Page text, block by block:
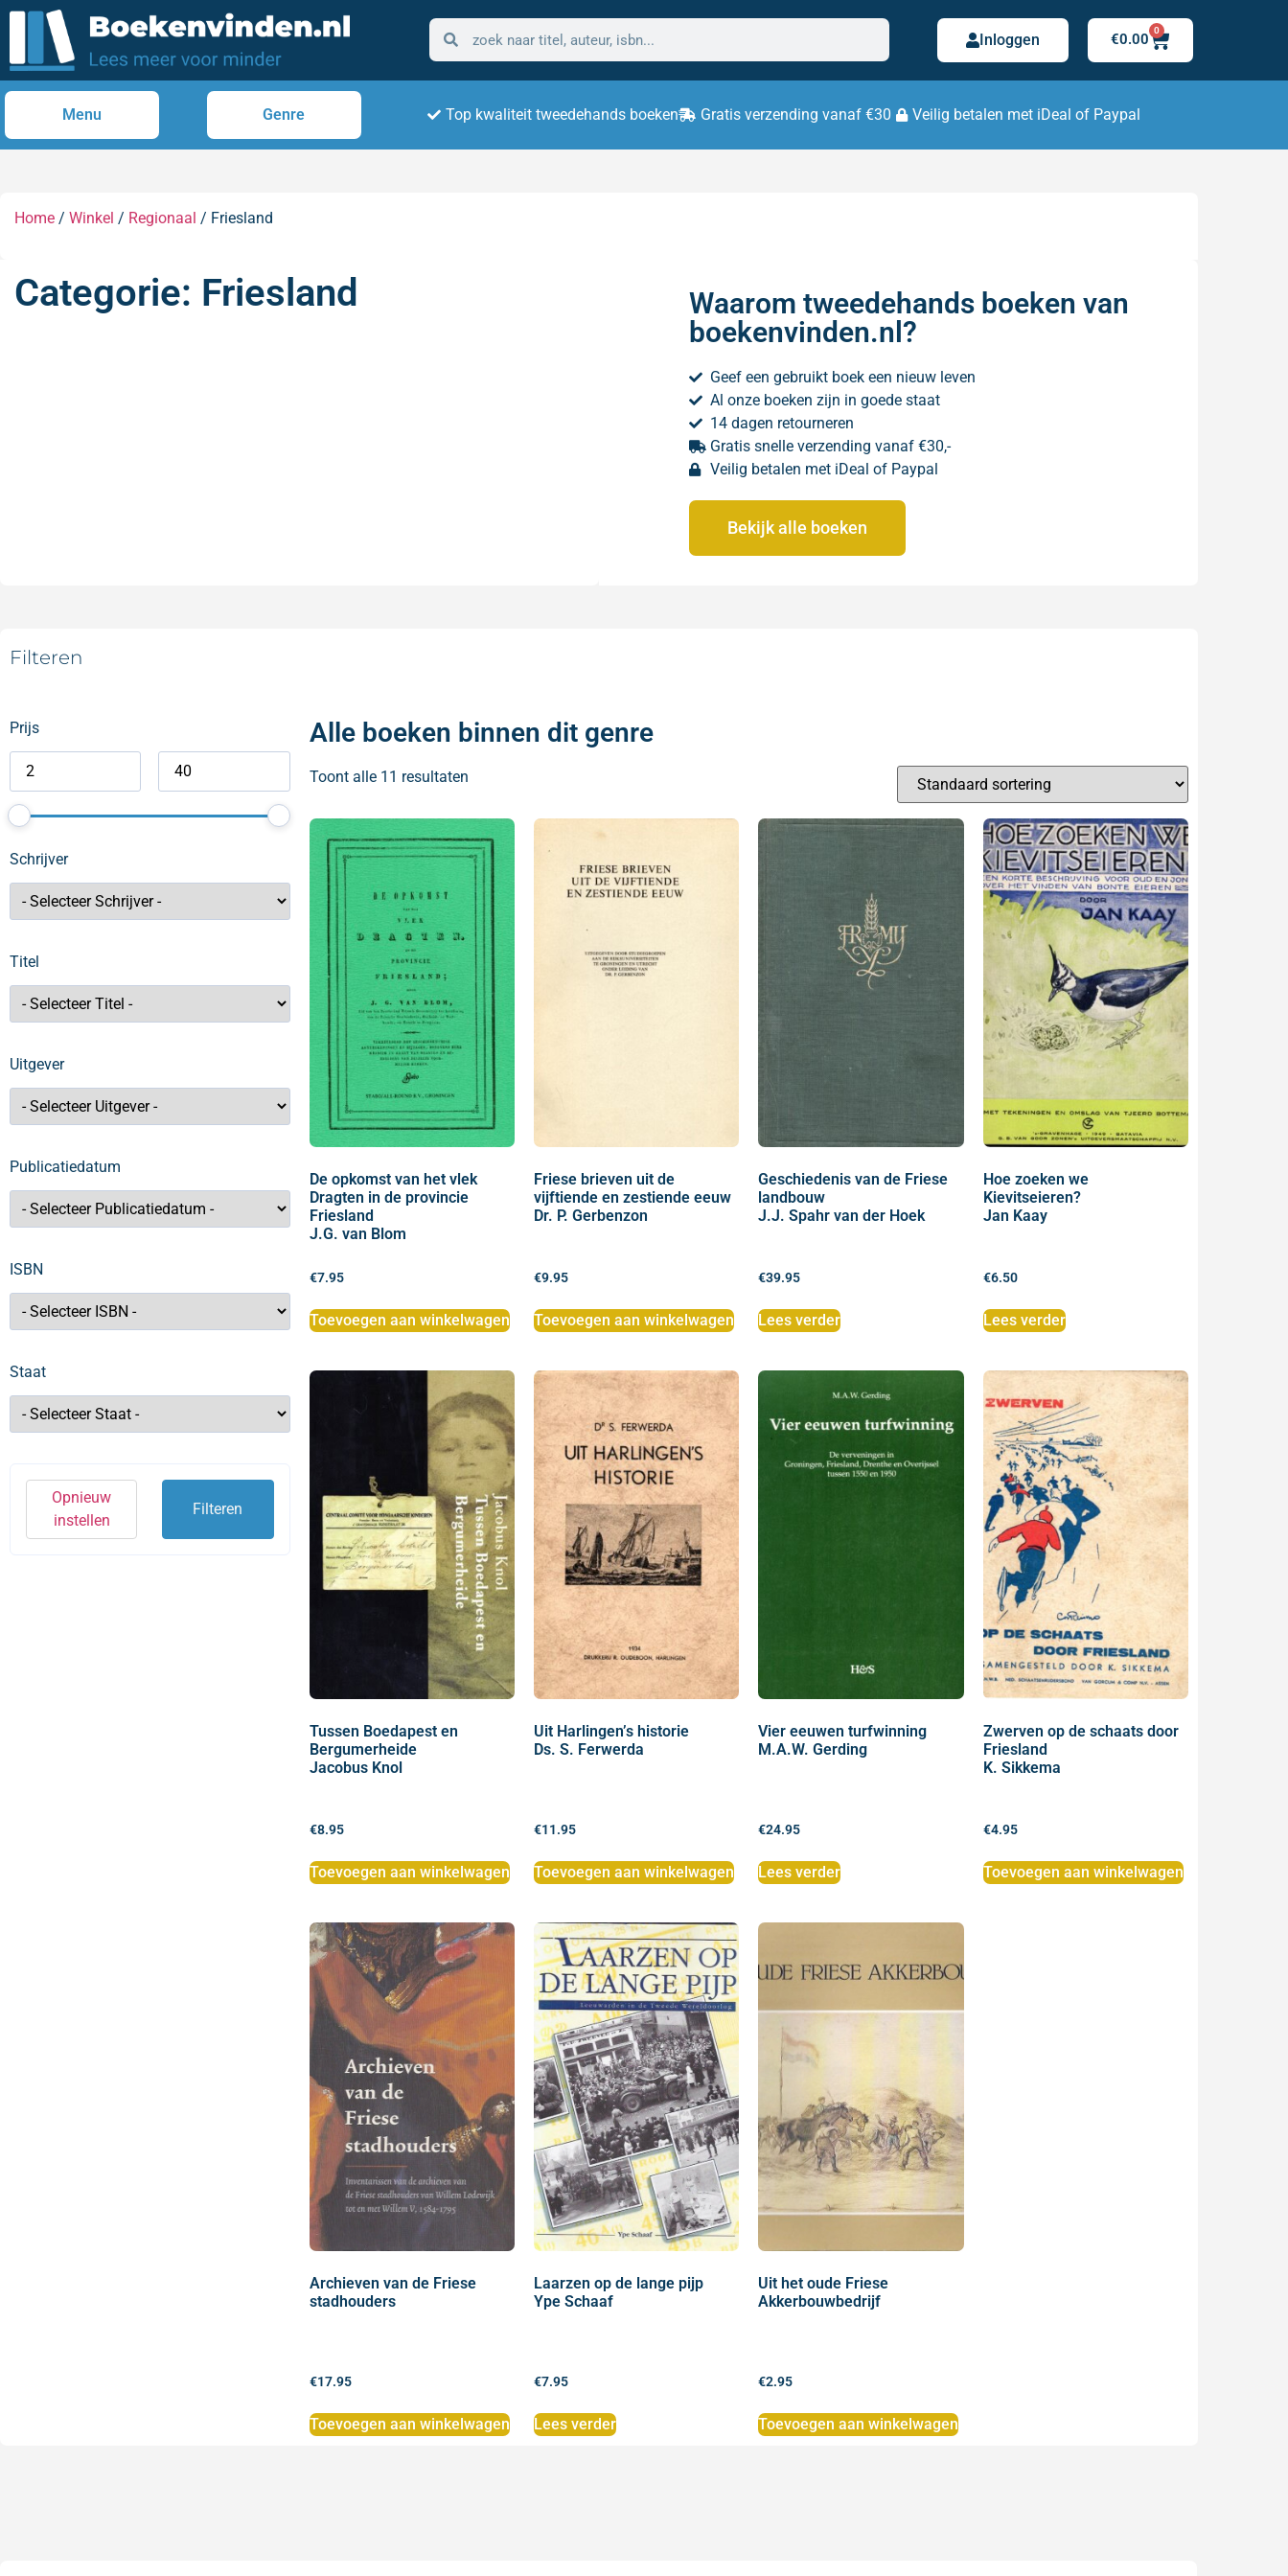
Inloggen €0.00
0
Menu Genre Top kwaliteit tweedehands boeken Gratis verzending vanaf €30 Veilig betalen met iDeal of Paypal
Home / Winkel / Regionaal / Friesland
Categorie: Friesland
Waarom tweedehands boeken van
boekenvinden.nl?
Geef een gebruikt boek een nieuw leven
Al onze boeken zijn in goede staat
14 dagen retourneren
Gratis snelle verzending vanaf €30,-
Veilig betalen met iDeal of Paypal
Bekijk alle boeken
Filteren
Prijs
Schrijver
Titel
Uitgever
Publicatiedatum
ISBN
Staat
Filteren
Opnieuw
instellen
Alle boeken binnen dit genre
Toont alle 11 resultaten
De opkomst van het vlek
Dragten in de provincie
Friesland
J.G. van Blom
€7.95
Toevoegen aan winkelwagen
Friese brieven uit de
vijftiende en zestiende eeuw
Dr. P. Gerbenzon
€9.95
Toevoegen aan winkelwagen
Geschiedenis van de Friese
landbouw
J.J. Spahr van der Hoek
€39.95
Lees verder
Hoe zoeken we
Kievitseieren?
Jan Kaay
€6.50
Lees verder
Tussen Boedapest en
Bergumerheide
Jacobus Knol
€8.95
Toevoegen aan winkelwagen
Uit Harlingen’s historie
Ds. S. Ferwerda
€11.95
Toevoegen aan winkelwagen
Vier eeuwen turfwinning
M.A.W. Gerding
€24.95
Lees verder
Zwerven op de schaats door
Friesland
K. Sikkema
€4.95
Toevoegen aan winkelwagen
Archieven van de Friese
stadhouders
€17.95
Toevoegen aan winkelwagen
Laarzen op de lange pijp
Ype Schaaf
€7.95
Lees verder
Uit het oude Friese
Akkerbouwbedrijf
€2.95
Toevoegen aan winkelwagen